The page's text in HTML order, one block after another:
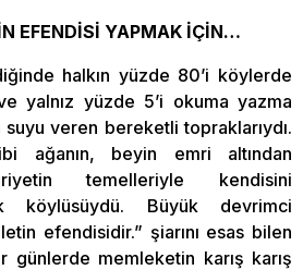
EFENDİSİ YAPMAK İÇİN…
halkın yüzde 80’i köylerde
yalnız yüzde 5’i okuma yazma
veren bereketli topraklarıydı.
ağanın, beyin emri altından
temelleriyle kendisini
köylüsüydü. Büyük devrimci
efendisidir.” şiarını esas bilen
günlerde memleketin karış karış